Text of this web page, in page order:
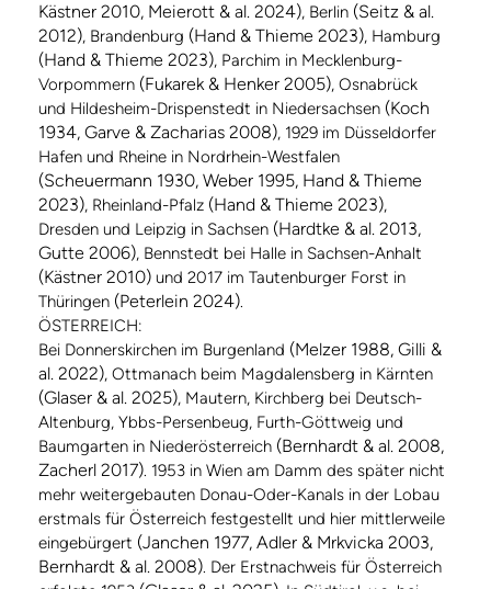
Kästner 2010, Meierott & al. 2024), Berlin (Seitz & al.
2012), Brandenburg (Hand & Thieme 2023), Hamburg
(Hand & Thieme 2023), Parchim in Mecklenburg-
Vorpommern (Fukarek & Henker 2005), Osnabrück
und Hildesheim-Drispenstedt in Niedersachsen (Koch
1934, Garve & Zacharias 2008), 1929 im Düsseldorfer
Hafen und Rheine in Nordrhein-Westfalen
(Scheuermann 1930, Weber 1995, Hand & Thieme
2023), Rheinland-Pfalz (Hand & Thieme 2023),
Dresden und Leipzig in Sachsen (Hardtke & al. 2013,
Gutte 2006), Bennstedt bei Halle in Sachsen-Anhalt
(Kästner 2010) und 2017 im Tautenburger Forst in
Thüringen (Peterlein 2024).
ÖSTERREICH:
Bei Donnerskirchen im Burgenland (Melzer 1988, Gilli &
al. 2022), Ottmanach beim Magdalensberg in Kärnten
(Glaser & al. 2025), Mautern, Kirchberg bei Deutsch-
Altenburg, Ybbs-Persenbeug, Furth-Göttweig und
Baumgarten in Niederösterreich (Bernhardt & al. 2008,
Zacherl 2017). 1953 in Wien am Damm des später nicht
mehr weitergebauten Donau-Oder-Kanals in der Lobau
erstmals für Österreich festgestellt und hier mittlerweile
eingebürgert (Janchen 1977, Adler & Mrkvicka 2003,
Bernhardt & al. 2008). Der Erstnachweis für Österreich